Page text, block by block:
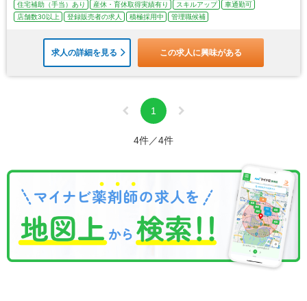
住宅補助（手当）あり
産休・育休取得実績有り スキルアップ
車通勤可
店舗数30以上
登録販売者の求人 積極採用中 管理職候補
求人の詳細を見る この求人に興味がある
1
4件／4件